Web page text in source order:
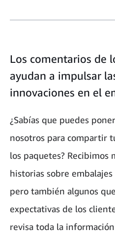
Los comentarios de
ayudan a impulsar
innovaciones en el
¿Sabías que puedes
nosotros para compartir
los paquetes? Recibimos
historias sobre
pero también algunos
expectativas de los
revisa toda la